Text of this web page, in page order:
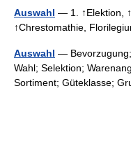
Auswahl — 1. ↑Elektion,
↑Chrestomathie,
Auswahl —
Wahl; Selektion;
Sortiment; Güteklasse;